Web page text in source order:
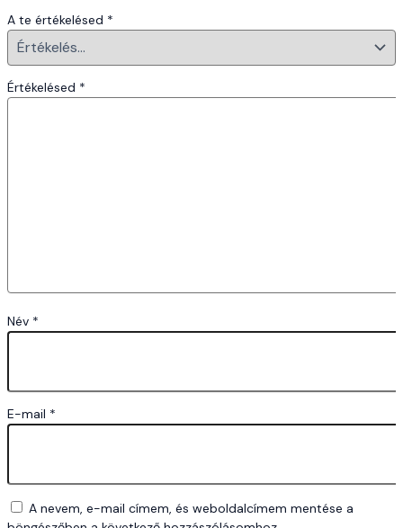
A te értékelésed *
Értékelésed *
Név *
E-mail *
A nevem, e-mail címem, és weboldalcímem mentése a